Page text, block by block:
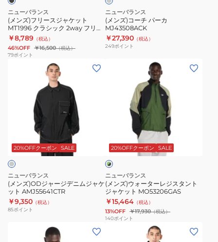
カ
ー
デ
ィ
AMJ35106DMO
ケ
ッ
ト
MT1996
ク
ー
ス
カ
ー
デ
ィ
ニューバランス
(メンズ)フリースジャケット
MT1996 クラシック 2way フリー
スカーディガン AMJ35106BK ブ
ラック
￥8,789 （税込）
46%OFF ￥16,500（税込）
79ポイント
MJ43508ACK
グ
レ
ー
ニューバランス
(メンズ)コーチ パーカ
MJ43508ACK
￥27,390 （税込）
249ポイント
デ
ニ
ム
ジ
ャ
ケ
AMJ55641CTR
20%OFFクーポン SALE
ニューバランス
(メンズ)ODジャージデニムジャケ
ット AMJ55641CTR
￥9,350 （税込）
85ポイント
ー
レ
ジ
ス
タ
ン
ト
20%OFFクーポン SALE
グ
リ
ー
ン
ブ
ラ
ッ
ク
ニューバランス
(メンズ)ウォーターレジスタント
ジャケット MO53206GAS
￥15,464 （税込）
13%OFF ￥17,930（税込）
140ポイント